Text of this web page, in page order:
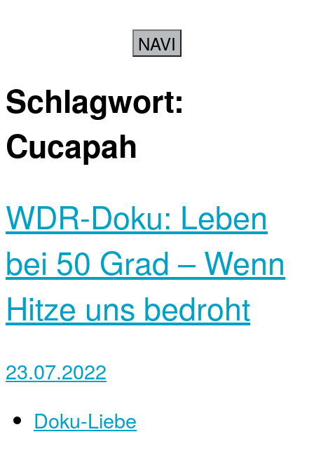
NAVI
Schlagwort:
Cucapah
WDR-Doku: Leben
bei 50 Grad – Wenn
Hitze uns bedroht
23.07.2022
Doku-Liebe